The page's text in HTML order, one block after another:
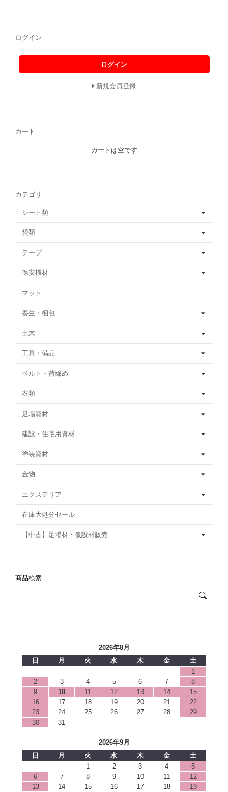
ログイン
ログイン
新規会員登録
カート
カートは空です
カテゴリ
シート類
袋類
テープ
保安機材
マット
養生・梱包
土木
工具・備品
ベルト・荷締め
衣類
足場資材
建設・住宅用資材
塗装資材
金物
エクステリア
在庫大処分セール
【中古】足場材・仮設材販売
商品検索
2026年8月
日
月 火 水 木 金
土
1
2
3 4 5 6 7
8
9
10 11 12 13 14
15
16
17 18 19 20 21
22
23
24 25 26 27 28
29
30
31
2026年9月
日
月 火 水 木 金
土
1
2 3 4
5
6
7 8 9 10 11
12
13
14 15 16 17 18
19